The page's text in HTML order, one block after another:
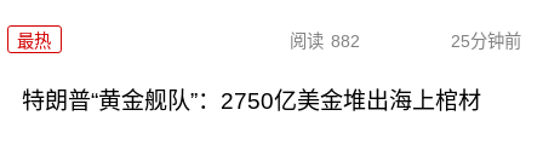
最热 阅读 882 25分钟前
特朗普“黄金舰队”：2750亿美金堆出海上棺材